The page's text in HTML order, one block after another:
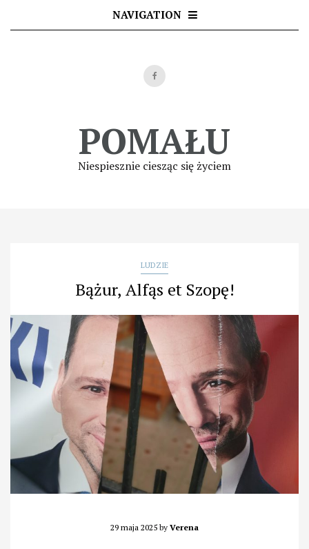
NAVIGATION
POMAŁU
Niespiesznie ciesząc się życiem
LUDZIE
Bążur, Alfąs et Szopę!
29 maja 2025 by Verena